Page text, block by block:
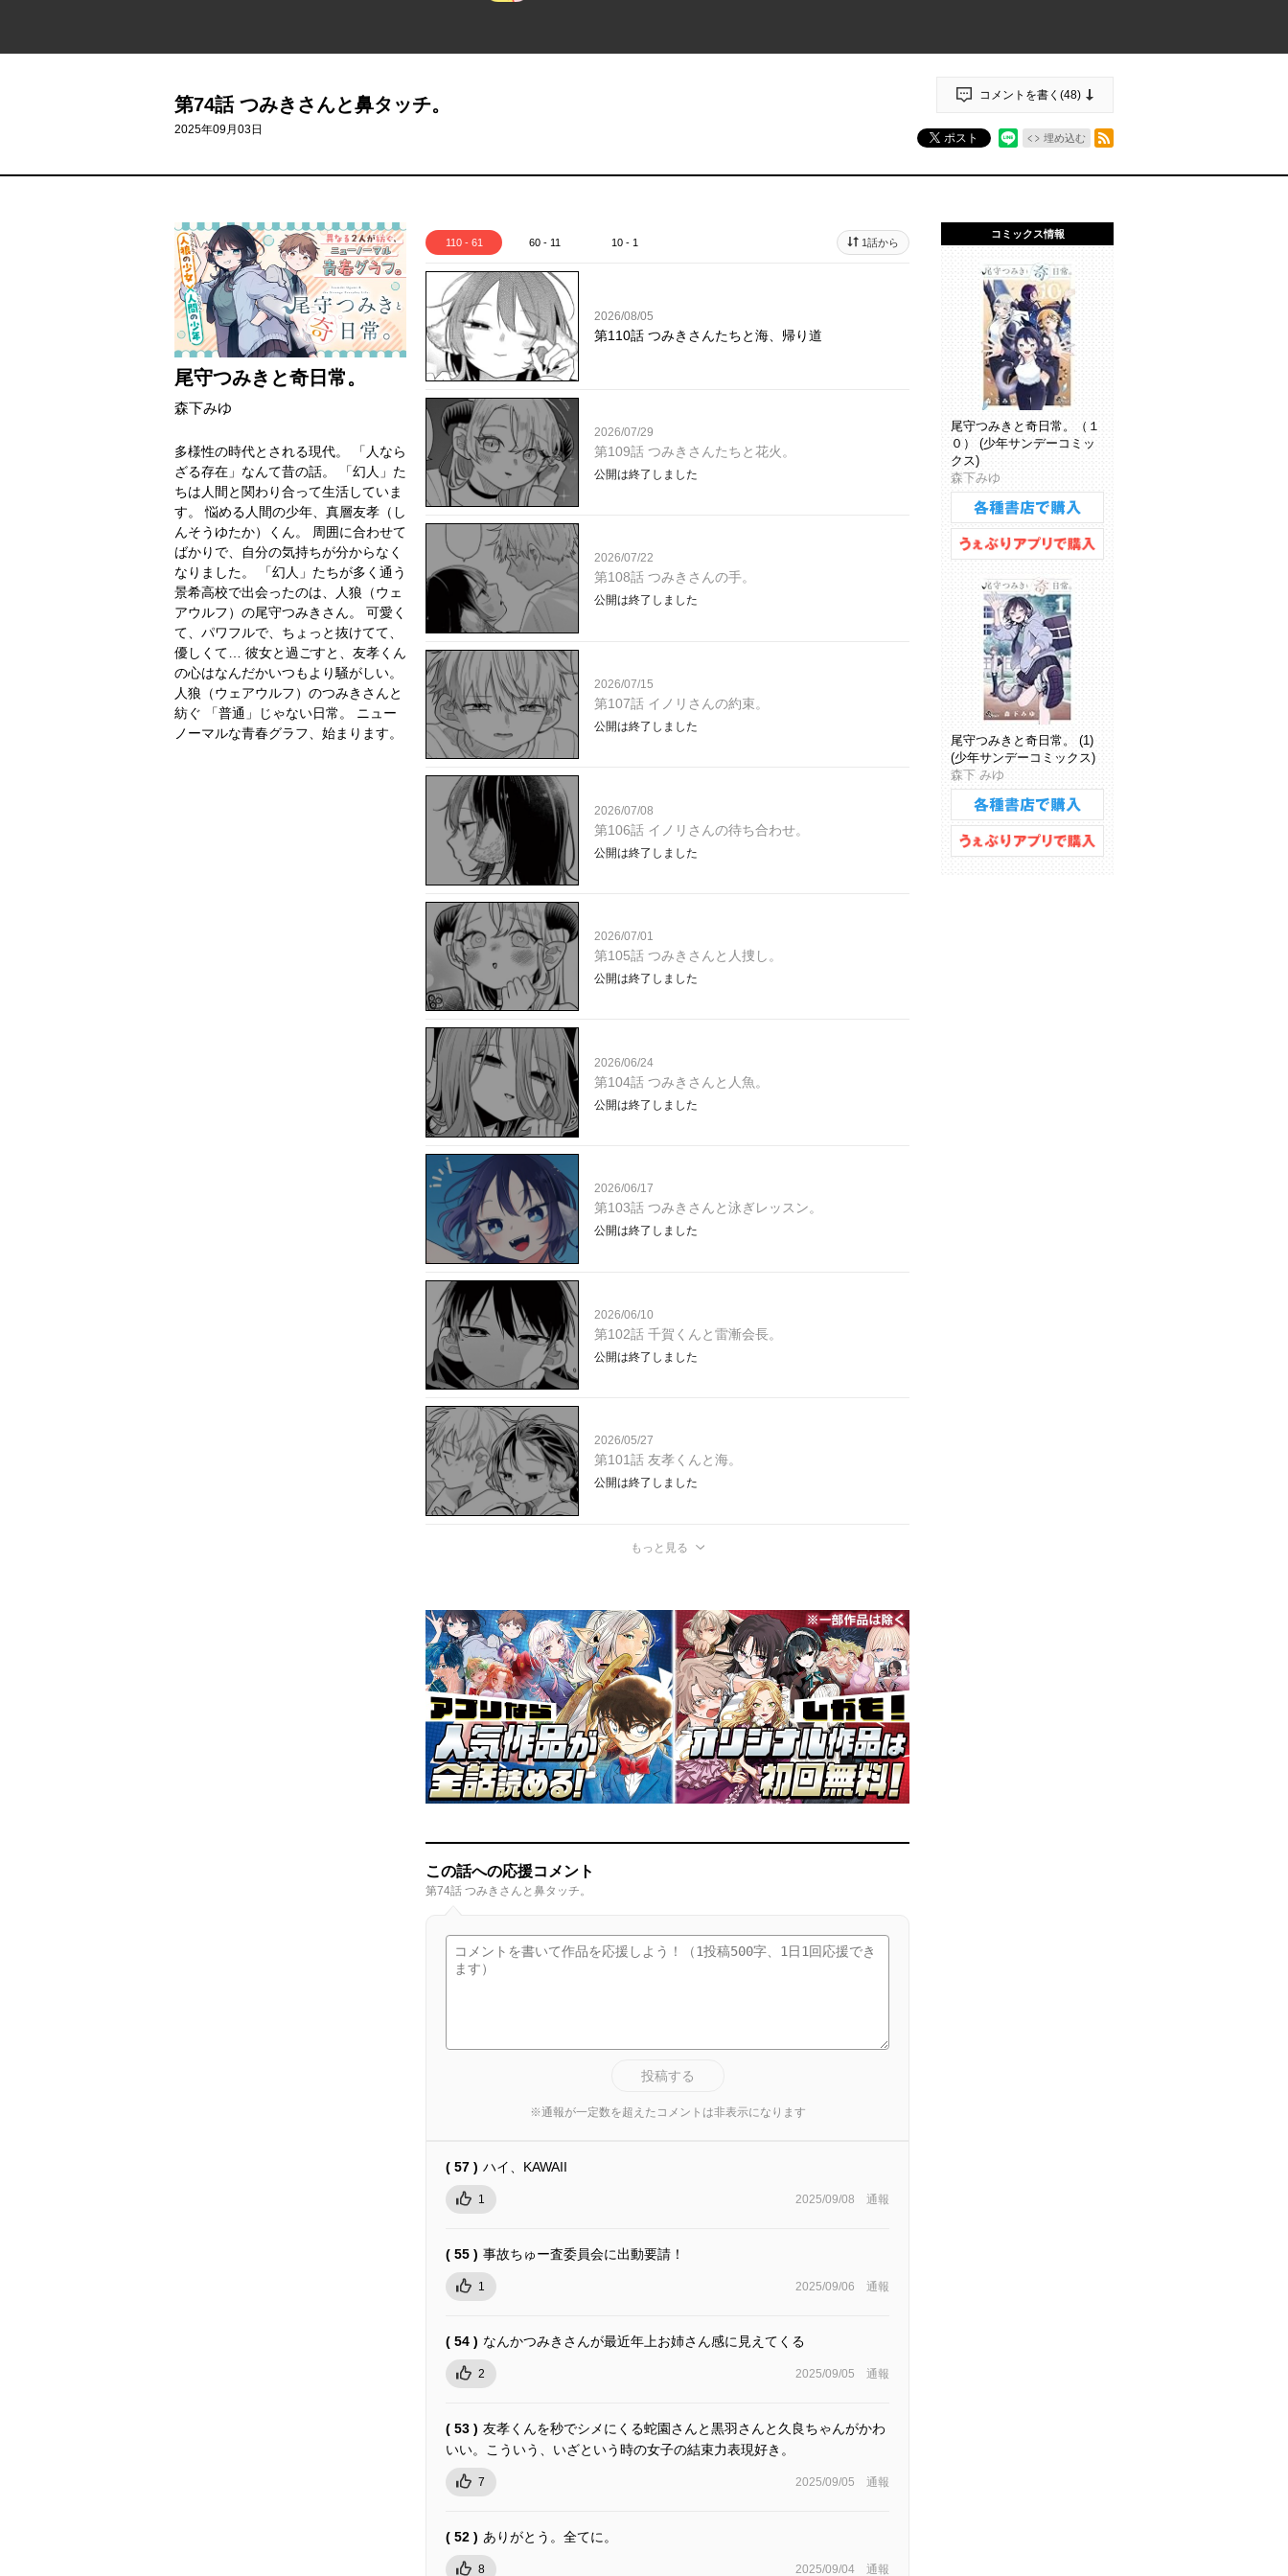
第74話 つみきさんと鼻タッチ。
2025年09月03日
コメントを書く(48)
ポスト 埋め込む
尾守つみきと奇日常。
森下みゆ
多様性の時代とされる現代。 「人なら
ざる存在」なんて昔の話。 「幻人」た
ちは人間と関わり合って生活していま
す。 悩める人間の少年、真層友孝（し
んそうゆたか）くん。 周囲に合わせて
ばかりで、自分の気持ちが分からなく
なりました。 「幻人」たちが多く通う
景希高校で出会ったのは、人狼（ウェ
アウルフ）の尾守つみきさん。 可愛く
て、パワフルで、ちょっと抜けてて、
優しくて… 彼女と過ごすと、友孝くん
の心はなんだかいつもより騒がしい。
人狼（ウェアウルフ）のつみきさんと
紡ぐ 「普通」じゃない日常。 ニュー
ノーマルな青春グラフ、始まります。
110 - 61 60 - 11 10 - 1 1話から
2026/08/05
第110話 つみきさんたちと海、帰り道
2026/07/29
第109話 つみきさんたちと花火。
公開は終了しました
2026/07/22
第108話 つみきさんの手。
公開は終了しました
2026/07/15
第107話 イノリさんの約束。
公開は終了しました
2026/07/08
第106話 イノリさんの待ち合わせ。
公開は終了しました
2026/07/01
第105話 つみきさんと人捜し。
公開は終了しました
2026/06/24
第104話 つみきさんと人魚。
公開は終了しました
2026/06/17
第103話 つみきさんと泳ぎレッスン。
公開は終了しました
2026/06/10
第102話 千賀くんと雷漸会長。
公開は終了しました
2026/05/27
第101話 友孝くんと海。
公開は終了しました
もっと見る
この話への応援コメント
第74話 つみきさんと鼻タッチ。
投稿する
※通報が一定数を超えたコメントは非表示になります
( 57 ) ハイ、KAWAII
1 2025/09/08 通報
( 55 ) 事故ちゅー査委員会に出動要請！
1 2025/09/06 通報
( 54 ) なんかつみきさんが最近年上お姉さん感に見えてくる
2 2025/09/05 通報
( 53 ) 友孝くんを秒でシメにくる蛇園さんと黒羽さんと久良ちゃんがかわ
いい。こういう、いざという時の女子の結束力表現好き。
7 2025/09/05 通報
( 52 ) ありがとう。全てに。
8 2025/09/04 通報
コミックス情報
尾守つみきと奇日常。（１
０） (少年サンデーコミッ
クス)
森下みゆ
尾守つみきと奇日常。 (1)
(少年サンデーコミックス)
森下 みゆ